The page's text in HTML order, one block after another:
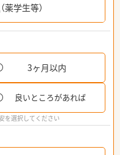
学生等）
3ヶ月以内
良いところがあれば
を選択してください